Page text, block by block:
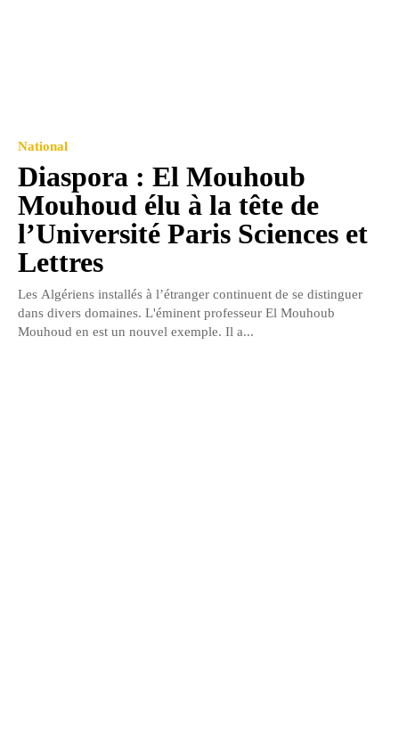
National
Diaspora : El Mouhoub
Mouhoud élu à la tête de
l’Université Paris Sciences et
Lettres
Les Algériens installés à l’étranger continuent de se distinguer
dans divers domaines. L'éminent professeur El Mouhoub
Mouhoud en est un nouvel exemple. Il a...